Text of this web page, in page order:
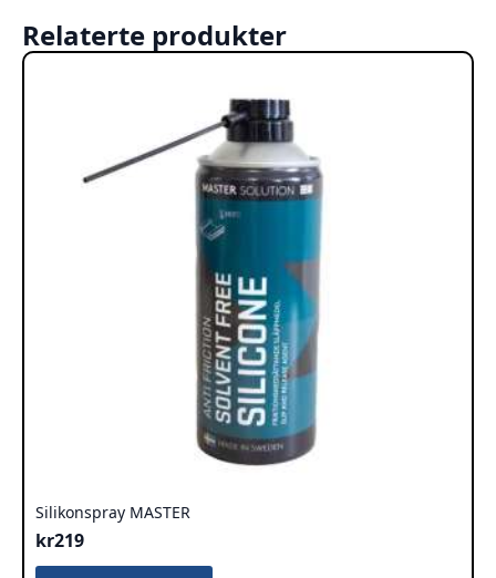
Relaterte produkter
Silikonspray MASTER
kr219